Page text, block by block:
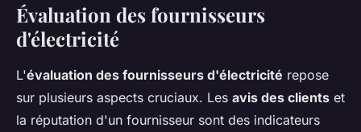
Évaluation des fournisseurs
d'électricité
L'évaluation des fournisseurs d'électricité repose
sur plusieurs aspects cruciaux. Les avis des clients et
la réputation d'un fournisseur sont des indicateurs